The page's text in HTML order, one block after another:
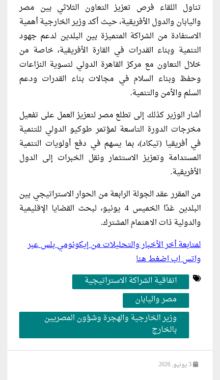
تناول اللقاء فرص تعزيز التعاون الثلاثي بين مصر
واليابان والدول الأفريقية، حيث أكد وزير الخارجية أهمية
الاستفادة من الشراكة المتميزة بين البلدين لدعم جهود
التنمية وبناء القدرات في القارة الأفريقية، خاصة من
خلال التعاون مع مركز القاهرة الدولي لتسوية النزاعات
وحفظ وبناء السلام في مجالات بناء القدرات ودعم
السلم والأمن والتنمية.
أشار الوزير كذلك إلى تطلع مصر لتعزيز العمل على تفعيل
مخرجات الدورة التاسعة لمؤتمر طوكيو الدولي للتنمية
في أفريقيا (تيكاد)، بما يسهم في دفع أولويات التنمية
المستدامة وتعزيز الاستثمار ونقل الخبرات إلى الدول
الأفريقية.
من المقرر عقد الجولة الرابعة من الحوار الاستراتيجي بين
البلدين غدًا الخميس 4 يونيو، لبحث القضايا الإقليمية
والدولية ذات الاهتمام المشترك.
لمتابعة أخر الأخبار والتحليلات من إيكونومي بلس عبر
واتس اب اضغط هنا
اتفاقية الشراكة الاستراتيجية
مصر واليابان
وزير الخارجية والهجرة وشؤون المصريين
بالخارج